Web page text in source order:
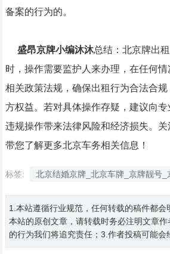
备案的行为的。
盛昂京牌小编沐沐总结：北京牌出
时，操作需要监护人来办理，在任何
相关政策法规，确保出租行为合法合
方权益。若对具体操作存疑，建议向
违规操作带来法律风险和经济损失。关
带您了解更多北京车务相关信息！
标签: 北京结婚京牌_北京车牌_京牌靓号_
1.本站遵循行业规范，任何转载的稿件都会
本站的原创文章，请转载时务必注明文章作
的行为我们将追究责任；3.作者投稿可能会